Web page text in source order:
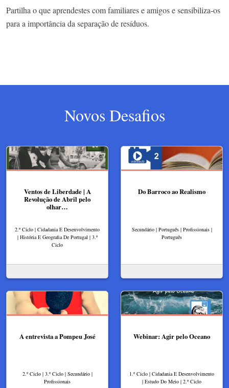
Partilha o que aprendestes com familiares e amigos e sensibiliza-os
para a importância da separação de resíduos.
Novos Desafios
Ventos de Liberdade | A
Revolução de Abril pelo
olhar…
2.º Ciclo | Cidadania E Desenvolvimento
| História E Geografia De Portugal | 3.º
Ciclo
Do Barroco ao Realismo
Secundário | Português | Profissionais |
Português
A entrevista a Pompeu José
2.º Ciclo | 3.º Ciclo | Secundário |
Profissionais
Webinar: Agir pelo Oceano
1.º Ciclo | Cidadania E Desenvolvimento
| Estudo Do Meio | 2.º Ciclo